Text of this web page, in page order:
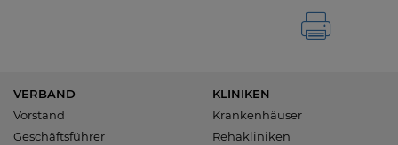
VERBAND
Vorstand
Geschäftsführer
KLINIKEN
Krankenhäuser
Rehakliniken